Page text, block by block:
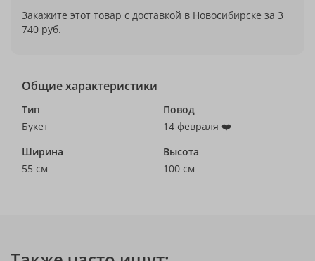
Закажите этот товар с доставкой в Новосибирске за 3
740 руб.
Общие характеристики
Тип
Букет
Повод
14 февраля ❤️
Ширина
55 см
Высота
100 см